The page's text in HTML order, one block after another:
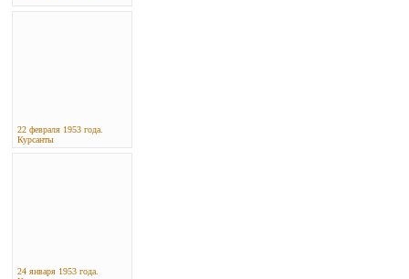
22 февраля 1953 года.
Курсанты
24 января 1953 года.